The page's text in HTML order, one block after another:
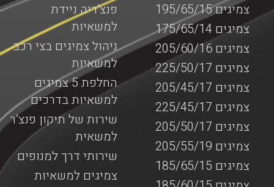
פנצ’ריה ניידת
למשאיות
ניהול צמיגים בצי רכב
למשאיות
החלפת 5 צמיגים
למשאיות בדרכים
שירות של תיקון פנצ’ר
למשאית
שירותי דרך למנופים
צמיגים למשאיות
צמיגים 195/65/15
צמיגים 175/65/14
צמיגים 205/60/16
צמיגים 225/50/17
צמיגים 205/45/17
צמיגים 225/45/17
צמיגים 205/50/17
צמיגים 205/55/19
צמיגים 185/65/15